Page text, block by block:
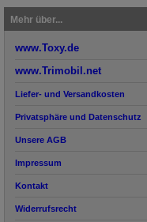
Mehr über...
www.Toxy.de
www.Trimobil.net
Liefer- und Versandkosten
Privatsphäre und Datenschutz
Unsere AGB
Impressum
Kontakt
Widerrufsrecht